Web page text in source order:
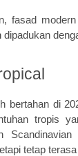
fasad
bertahan di
tropis
Scandinavian
tetap